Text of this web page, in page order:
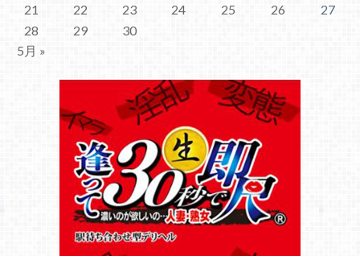
21
22 23 24 25 26
27
28
29
30
5月 »